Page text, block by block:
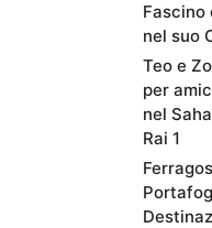
Fascino
nel suo
Teo e
per
nel
Rai 1